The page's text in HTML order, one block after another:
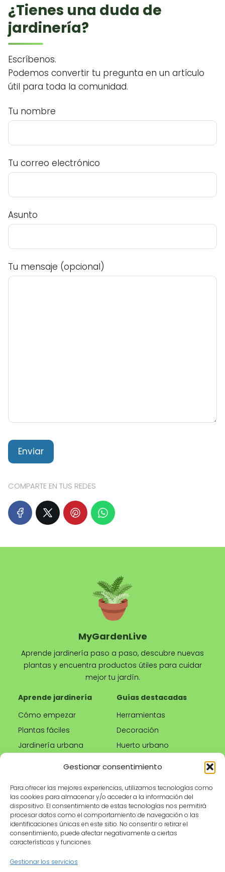
Gestionar consentimiento
Para ofrecer las mejores experiencias, utilizamos tecnologías como
las cookies para almacenar y/o acceder a la información del
dispositivo. El consentimiento de estas tecnologías nos permitirá
procesar datos como el comportamiento de navegación o las
identificaciones únicas en este sitio. No consentir o retirar el
consentimiento, puede afectar negativamente a ciertas
características y funciones.
Gestionar los servicios
¿Tienes una duda de
jardinería?
Escríbenos.
Podemos convertir tu pregunta en un artículo
útil para toda la comunidad.
Tu nombre
Tu correo electrónico
Asunto
Tu mensaje (opcional)
COMPARTE EN TUS REDES
MyGardenLive
Aprende jardinería paso a paso, descubre nuevas
plantas y encuentra productos útiles para cuidar
mejor tu jardín.
Aprende jardinería
Cómo empezar
Plantas fáciles
Jardinería urbana
Guías destacadas
Herramientas
Decoración
Huerto urbano
Tienda
Productos
recomendados
Herramientas de
Información legal
Aviso legal
Política de privacidad